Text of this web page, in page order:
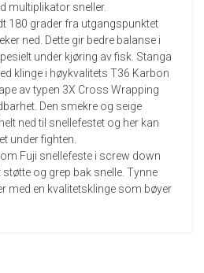
multiplikator sneller.
180 grader fra utgangspunktet
ned. Dette gir bedre balanse i
under kjøring av fisk. Stanga
klinge i høykvalitets T36 Karbon
av typen 3X Cross Wrapping
Den smekre og seige
ned til snellefestet og her kan
under fighten.
Fuji snellefeste i screw down
og grep bak snelle. Tynne
med en kvalitetsklinge som bøyer